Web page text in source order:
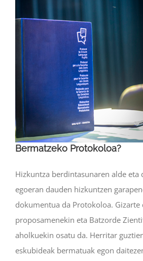
Bermatzeko Protokoloa?
Hizkuntza berdintasunaren alde eta
egoeran dauden hizkuntzen
dokumentua da Protokoloa. Gizarte
proposamenekin eta Batzorde
aholkuekin osatu da. Herritar
eskubideak bermatuak egon